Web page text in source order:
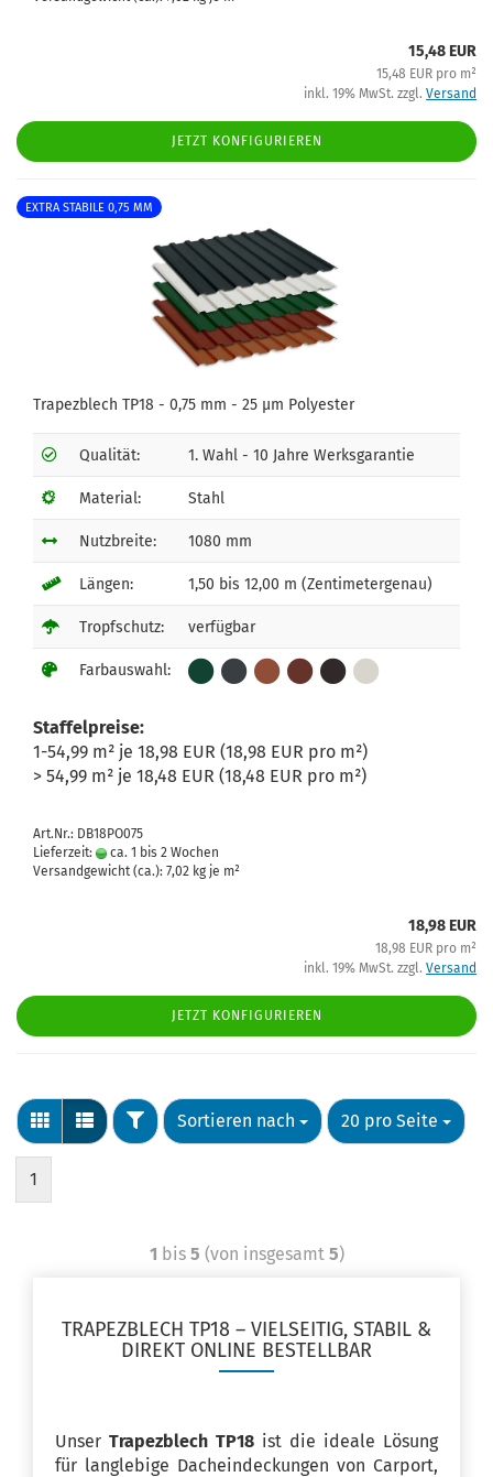
15,48 EUR
15,48 EUR pro m²
inkl. 19% MwSt. zzgl. Versand
JETZT KONFIGURIEREN
EXTRA STABILE 0,75 MM
Trapezblech TP18 - 0,75 mm - 25 µm Polyester
Qualität: 1. Wahl - 10 Jahre Werksgarantie
Material: Stahl
Nutzbreite: 1080 mm
Längen: 1,50 bis 12,00 m (Zentimetergenau)
Tropfschutz: verfügbar
Farbauswahl:
Staffelpreise:
1-54,99 m² je 18,98 EUR (18,98 EUR pro m²)
> 54,99 m² je 18,48 EUR (18,48 EUR pro m²)
Art.Nr.: DB18PO075
Lieferzeit:
ca. 1 bis 2 Wochen
Versandgewicht (ca.): 7,02 kg je m²
18,98 EUR
18,98 EUR pro m²
inkl. 19% MwSt. zzgl. Versand
JETZT KONFIGURIEREN
Sortieren nach 20 pro Seite
1
1 bis 5 (von insgesamt 5)
TRAPEZBLECH TP18 – VIELSEITIG, STABIL &
DIREKT ONLINE BESTELLBAR
Unser Trapezblech TP18 ist die ideale Lösung
für langlebige Dacheindeckungen von Carport,